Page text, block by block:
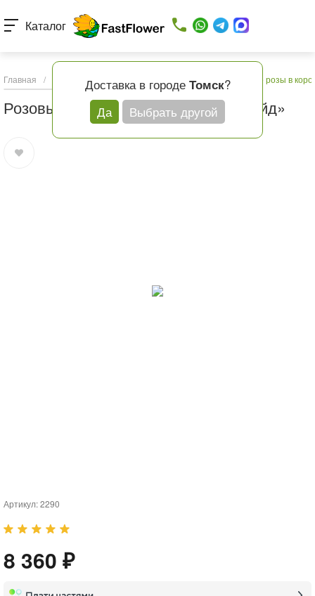
Доставка в городе Томск?
Да
Выбрать другой
Каталог
Главная / Каталог товаров Букеты с доставкой Розовые розы в
Розовые розы в коробке «Пинк Флойд»
Артикул:2290
8 360 ₽